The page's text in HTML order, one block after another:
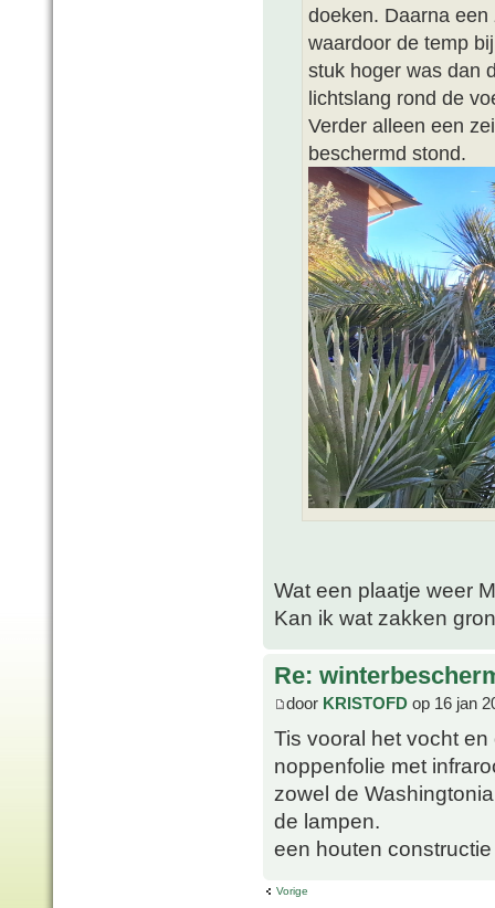
doeken. Daarna
waardoor de temp
stuk hoger was dan
lichtslang rond de
Verder alleen een
beschermd stond.
Wat een plaatje weer
Kan ik wat zakken
Re:
door KRISTOFD op 16 jan
Tis vooral het vocht
noppenfolie met
zowel de
de lampen.
een houten
Vorige